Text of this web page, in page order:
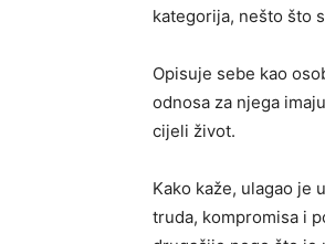
kategorija, nešto što
Opisuje sebe kao
odnosa za njega
cijeli život.
Kako kaže, ulagao je
truda, kompromisa i